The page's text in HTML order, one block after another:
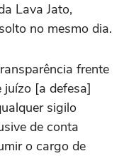
Lava Jato,
no mesmo dia.
frente
juízo [a defesa]
sigilo
de conta
o cargo de